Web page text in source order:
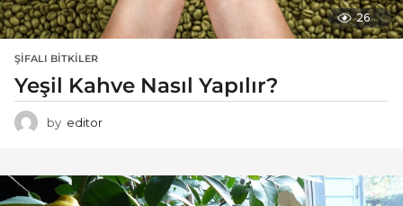
26
ŞIFALI BITKILER
Yeşil Kahve Nasıl Yapılır?
by editor